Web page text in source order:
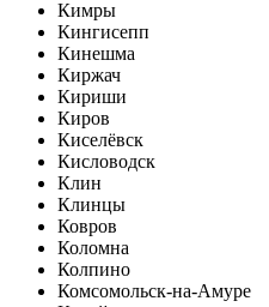
Кимры
Кингисепп
Кинешма
Киржач
Кириши
Киров
Киселёвск
Кисловодск
Клин
Клинцы
Ковров
Коломна
Колпино
Комсомольск-на-Амуре